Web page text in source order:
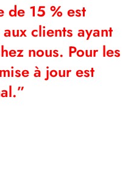
de 15 % est
clients ayant
nous. Pour les
à jour est